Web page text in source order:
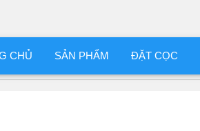
CHỦ SẢN PHẨM ĐẶT CỌC